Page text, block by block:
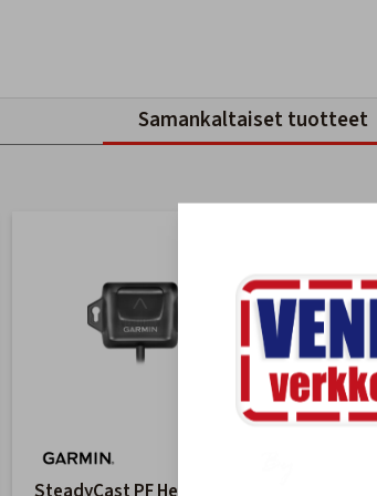
Samankaltaiset tuotteet